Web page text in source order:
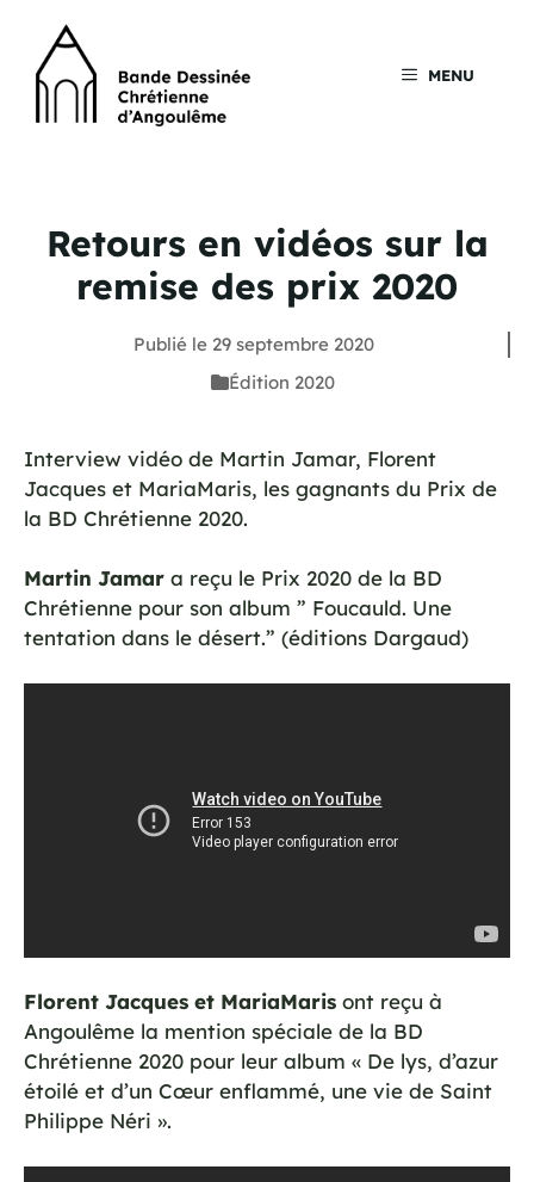
contenu
MENU
Retours en vidéos sur la
remise des prix 2020
Publié le 29 septembre 2020
Édition 2020
Interview vidéo de Martin Jamar, Florent
Jacques et MariaMaris, les gagnants du Prix de
la BD Chrétienne 2020.
Martin Jamar a reçu le Prix 2020 de la BD
Chrétienne pour son album ” Foucauld. Une
tentation dans le désert.” (éditions Dargaud)
Florent Jacques et MariaMaris ont reçu à
Angoulême la mention spéciale de la BD
Chrétienne 2020 pour leur album « De lys, d’azur
étoilé et d’un Cœur enflammé, une vie de Saint
Philippe Néri ».